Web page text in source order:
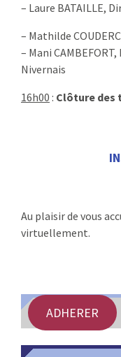
– Laure BATAILLE,
– Mathilde
– Mani
Nivernais
16h00 : Clôture des
Au plaisir de vous
virtuellement.
ADHERER